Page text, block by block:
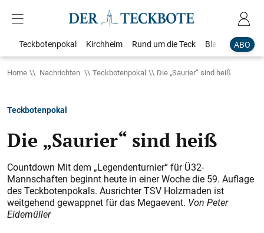
ABO
Teckbotenpokal Kirchheim Rund um die Teck Blaulicht
Home Nachrichten Teckbotenpokal Die „Saurier“ sind heiß
Teckbotenpokal
Die „Saurier“ sind heiß
Countdown Mit dem „Legendenturnier“ für Ü 32-
Mannschaften beginnt heute in einer Woche die 59. Auflage
des Teckbotenpokals. Ausrichter TSV Holzmaden ist
weitgehend gewappnet für das Megaevent. Von Peter
Eidemüller